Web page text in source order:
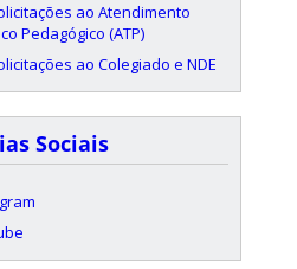
ao Atendimento
Pedagógico (ATP)
ao Colegiado e NDE
Sociais